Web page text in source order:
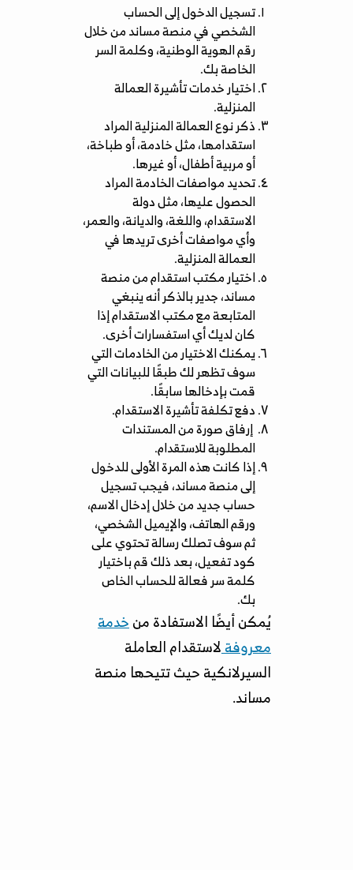
تسجيل الدخول إلى الحساب
الشخصي فيمنصة مساندمن خلال
رقم الهوية الوطنية، وكلمة السر
الخاصة بك.
اختيار خدمات تأشيرة العمالة
المنزلية.
ذكر نوع العمالة المنزلية المراد
استقدامها، مثل خادمة، أو طباخة،
أو مربية أطفال، أو غيرها.
تحديد مواصفات الخادمة المراد
الحصول عليها، مثل دولة
الاستقدام، واللغة، والديانة، والعمر،
وأي مواصفات أخرى تريدها في
العمالة المنزلية.
اختيار مكتب استقدام من منصة
مساند، جدير بالذكر أنه ينبغي
المتابعة مع مكتب الاستقدام إذا
كان لديك أي استفسارات أخرى.
يمكنك الاختيار من الخادمات التي
سوف تظهر لك طبقًا للبيانات التي
قمت بإدخالها سابقًا.
دفع تكلفة تأشيرة الاستقدام.
إرفاق صورة من المستندات
المطلوبة للاستقدام.
إذا كانت هذه المرة الأولى للدخول
إلى منصة مساند، فيجب تسجيل
حساب جديد من خلال إدخال الاسم،
ورقم الهاتف، والإيميل الشخصي،
ثم سوف تصلك رسالة تحتوي على
كود تفعيل، بعد ذلك قم باختيار
كلمة سر فعالة للحساب الخاص
بك.
يُمكن أيضًا الاستفادة منخدمة
معروفةلاستقدام العاملة
السيرلانكية حيث تتيحها منصة
مساند.